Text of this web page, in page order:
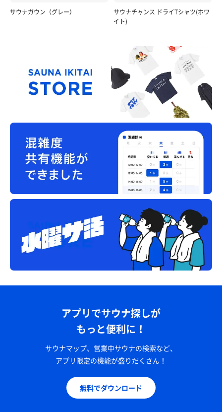
サウナガウン（グレー）
サウナチャンス ドライTシャツ(ホワ
イト)
アプリでサウナ探しが
もっと便利に！
サウナマップ、営業中サウナの検索など、
アプリ限定の機能が盛りだくさん！
無料でダウンロード